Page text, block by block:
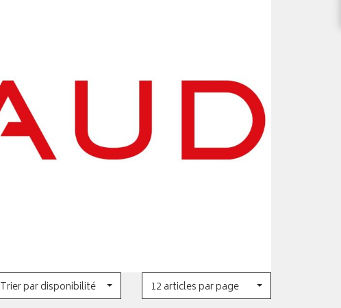
Trier par disponibilité 12 articles par page